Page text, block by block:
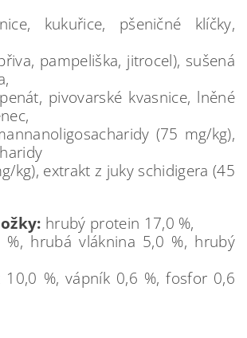
kukuřice, pšeničné klíčky,
jitrocel), sušená
kvasnice, lněné
(75 mg/kg),
extrakt z juky schidigera (45
hrubý protein 17,0 %,
hrubá vláknina 5,0 %, hrubý
10,0 %, vápník 0,6 %, fosfor 0,6